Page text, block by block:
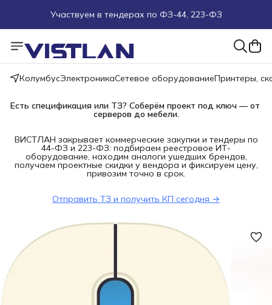
Поможем подобрать оборудование под ТЗ
Пуско-наладочные работы
Более 100 000 позиций в наличии и под заказ
КолумбусЭлектроникаСетевое оборудованиеПринтеры,
Есть спецификация или ТЗ? Соберём проект под ключ — от
серверов до мебели.
ВИСТЛАН закрывает коммерческие закупки и тендеры по
44-ФЗ и 223-ФЗ: подбираем реестровое ИТ-
оборудование, находим аналоги ушедших брендов,
получаем проектные скидки у вендора и фиксируем цену,
привозим точно в срок.
Отправить ТЗ и получить КП сегодня →